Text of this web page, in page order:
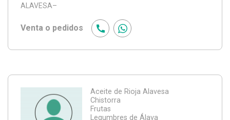
ALAVESA–
Venta o pedidos
Aceite de Rioja Alavesa
Chistorra
Frutas
Legumbres de Álava